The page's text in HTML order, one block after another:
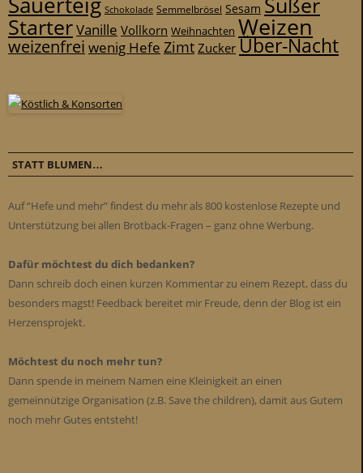
Schokolade Semmelbrösel Sesam Süßer
StarterVanille Vollkorn Weihnachten Weizen
weizenfrei wenig Hefe ZimtZuckerÜber-Nacht
STATT BLUMEN…
Auf “Hefe und mehr” findest du mehr als 800 kostenlose Rezepte und
Unterstützung bei allen Brotback-Fragen – ganz ohne Werbung.
Dafür möchtest du dich bedanken?
Dann schreib doch einen kurzen Kommentar zu einem Rezept, dass du
besonders magst! Feedback bereitet mir Freude, denn der Blog ist ein
Herzensprojekt.
Möchtest du noch mehr tun?
Dann spende in meinem Namen eine Kleinigkeit an einen
gemeinnützige Organisation (z.B. Save the children), damit aus Gutem
noch mehr Gutes entsteht!